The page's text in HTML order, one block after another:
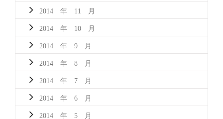
2014 年 11 月
2014 年 10 月
2014 年 9 月
2014 年 8 月
2014 年 7 月
2014 年 6 月
2014 年 5 月